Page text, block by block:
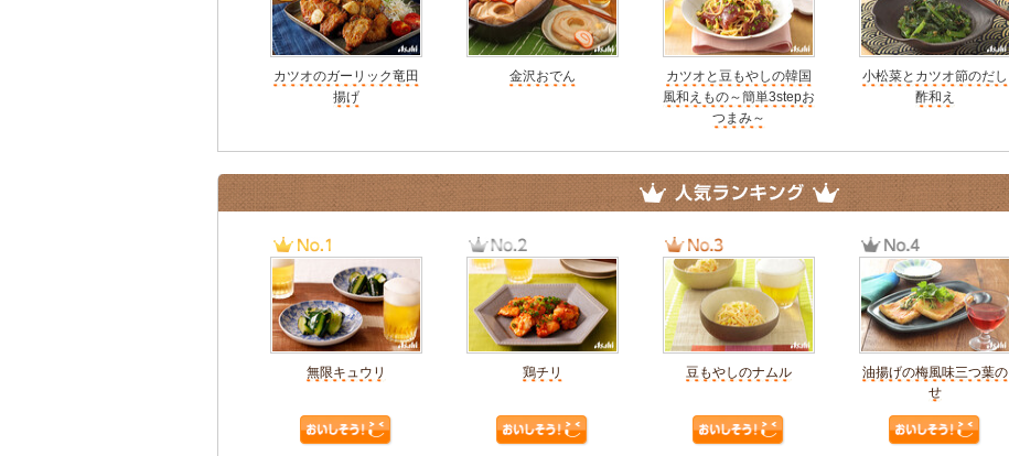
カツオのガーリック竜田
揚げ
金沢おでん
カツオと豆もやしの韓国
風和えもの～簡単3stepお
つまみ～
小松菜とカツオ節のだし
酢和え
無限キュウリ 鶏チリ 豆もやしのナムル
油揚げの梅風味三つ葉の
せ